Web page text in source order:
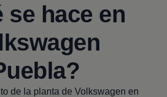
se hace en
de la planta de Volkswagen en